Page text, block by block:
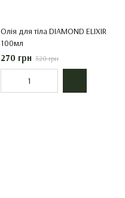
Олія для тіла DIAMOND ELIXIR
100мл
270 грн 320 грн